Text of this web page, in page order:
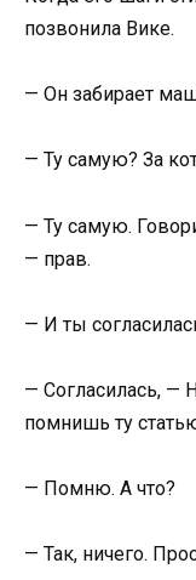
позвонила Вике.
— Он забирает
— Ту самую? За
— Ту самую.
— прав.
— И ты
— Согласилась, —
помнишь ту
— Помню. А что?
— Так, ничего.